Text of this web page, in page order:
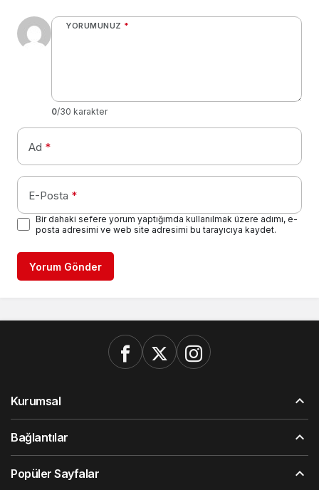
YORUMUNUZ *
0/30 karakter
Ad *
E-Posta *
Bir dahaki sefere yorum yaptığımda kullanılmak üzere adımı, e-
posta adresimi ve web site adresimi bu tarayıcıya kaydet.
Yorum Gönder
Kurumsal
Bağlantılar
Popüler Sayfalar